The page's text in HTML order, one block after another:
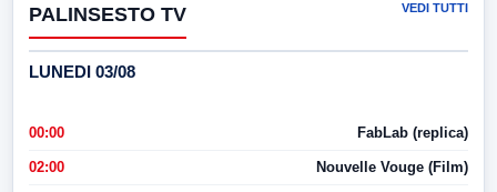
PALINSESTO TV VEDI TUTTI
LUNEDI 03/08
00:00 FabLab (replica)
02:00 Nouvelle Vouge (Film)